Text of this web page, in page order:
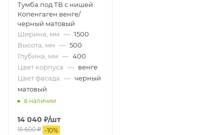
Тумба под ТВ с нишей
Копенгаген венге/
черный матовый
Ширина, мм — 1500
Высота, мм — 500
Глубина, мм — 400
Цвет корпуса — венге
Цвет фасада — черный
матовый
в наличии
14 040 ₽/шт
15 600₽ -10%